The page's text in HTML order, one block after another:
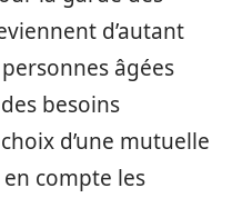
d’autant
âgées
besoins
d’une mutuelle
compte les